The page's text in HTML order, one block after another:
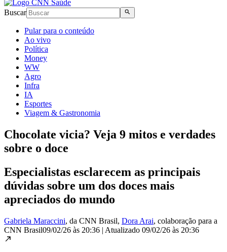
Buscar
Pular para o conteúdo
Ao vivo
Política
Money
WW
Agro
Infra
IA
Esportes
Viagem & Gastronomia
Chocolate vicia? Veja 9 mitos e verdades
sobre o doce
Especialistas esclarecem as principais
dúvidas sobre um dos doces mais
apreciados do mundo
Gabriela Maraccini, da CNN Brasil, Dora Arai, colaboração para a
CNN Brasil09/02/26 às 20:36 | Atualizado 09/02/26 às 20:36